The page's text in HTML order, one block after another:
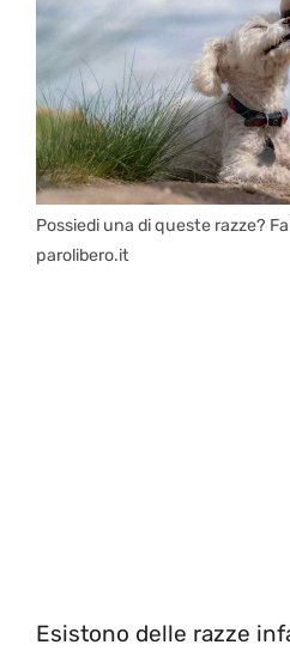
Possiedi una di queste razze?
parolibero.it
Esistono delle razze